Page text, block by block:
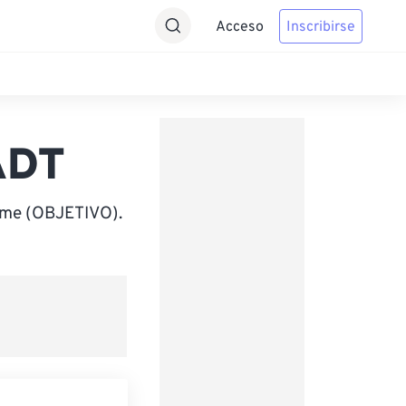
Acceso Inscribirse
(OBJETIVO).